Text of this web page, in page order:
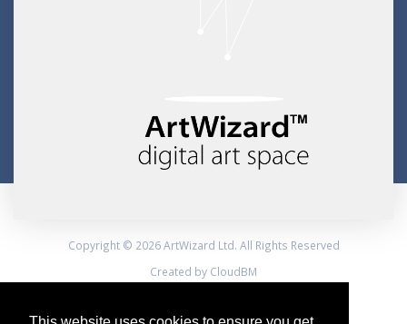
Copyright © 2026 ArtWizard Ltd. All Rights Reserved
Created by CloudBM